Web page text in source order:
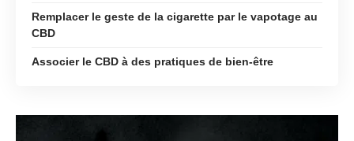
Remplacer le geste de la cigarette par le vapotage au
CBD
Associer le CBD à des pratiques de bien-être